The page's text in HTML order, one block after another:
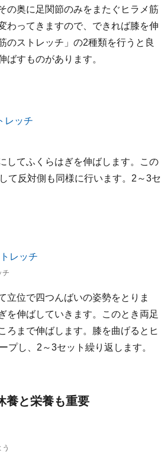
の奥に足関節のみをまたぐヒラメ筋
わってきますので、できれば膝を伸
のストレッチ」の2種類を行うと良
すものがあります。
してふくらはぎを伸ばします。この
て反対側も同様に行います。2～3セ
チ
立位で四つんばいの姿勢をとりま
を伸ばしていきます。このとき両足
ろまで伸ばします。膝を曲げるとヒ
プし、2～3セット繰り返します。
養と栄養も重要